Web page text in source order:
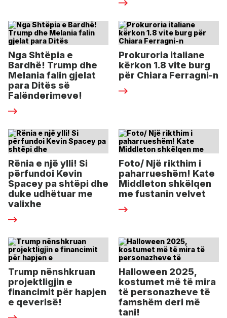
Nga Shtëpia e
Bardhë! Trump dhe
Melania falin gjelat
para Ditës së
Falënderimeve!
Prokuroria italiane
kërkon 1.8 vite burg
për Chiara Ferragni-n
Rënia e një ylli! Si
përfundoi Kevin
Spacey pa shtëpi dhe
duke udhëtuar me
valixhe
Foto/ Një rikthim i
paharrueshëm! Kate
Middleton shkëlqen
me fustanin velvet
Trump nënshkruan
projektligjin e
financimit për hapjen
e qeverisë!
Halloween 2025,
kostumet më të mira
të personazheve të
famshëm deri më
tani!